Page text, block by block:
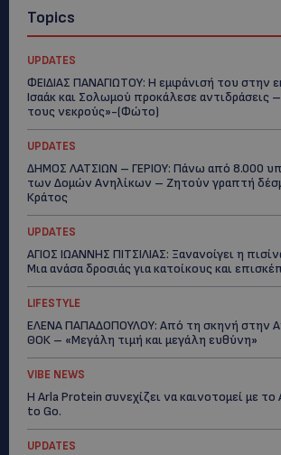
Topics
UPDATES
ΦΕΙΔΙΑΣ ΠΑΝΑΓΙΩΤΟΥ: Η εμφάνισή του στην
Ισαάκ και Σολωμού προκάλεσε αντιδράσεις
τους νεκρούς»-(Φώτο)
UPDATES
ΔΗΜΟΣ ΛΑΤΣΙΩΝ – ΓΕΡΙΟΥ: Πάνω από 8.000
των Δομών Ανηλίκων – Ζητούν γραπτή
Κράτος
UPDATES
ΑΓΙΟΣ ΙΩΑΝΝΗΣ ΠΙΤΣΙΛΙΑΣ: Ξανανοίγει η
Μια ανάσα δροσιάς για κατοίκους και
LIFESTYLE
ΕΛΕΝΑ ΠΑΠΑΔΟΠΟΥΛΟΥ: Από τη σκηνή στην
ΘΟΚ – «Μεγάλη τιμή και μεγάλη ευθύνη»
VIBE NEWS
Η Arla Protein συνεχίζει να καινοτομεί με
to Go.
UPDATES